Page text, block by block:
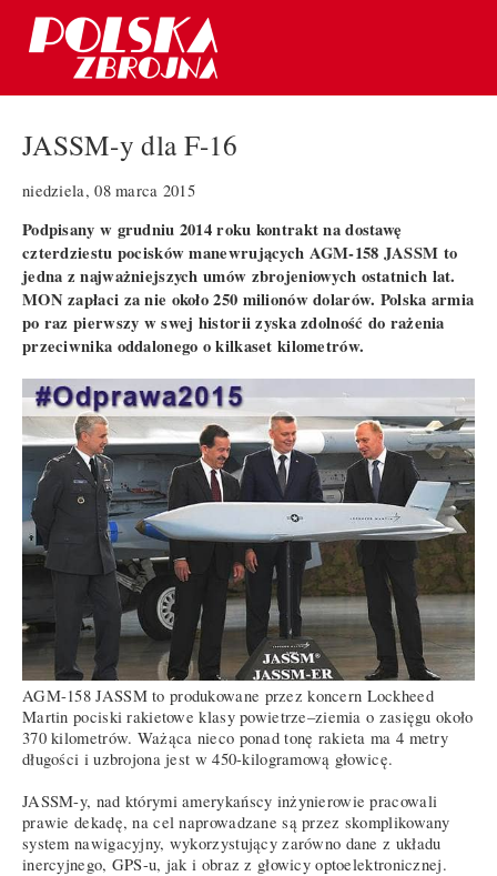
JASSM-y dla F-16
niedziela, 08 marca 2015
Podpisany w grudniu 2014 roku kontrakt na dostawę
czterdziestu pocisków manewrujących AGM-158 JASSM to
jedna z najważniejszych umów zbrojeniowych ostatnich lat.
MON zapłaci za nie około 250 milionów dolarów. Polska armia
po raz pierwszy w swej historii zyska zdolność do rażenia
przeciwnika oddalonego o kilkaset kilometrów.
AGM-158 JASSM to produkowane przez koncern Lockheed
Martin pociski rakietowe klasy powietrze–ziemia o zasięgu około
370 kilometrów. Ważąca nieco ponad tonę rakieta ma 4 metry
długości i uzbrojona jest w 450-kilogramową głowicę.
JASSM-y, nad którymi amerykańscy inżynierowie pracowali
prawie dekadę, na cel naprowadzane są przez skomplikowany
system nawigacyjny, wykorzystujący zarówno dane z układu
inercyjnego, GPS-u, jak i obraz z głowicy optoelektronicznej.